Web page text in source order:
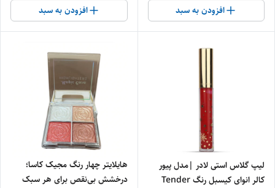
افزودن به سبد افزودن به سبد
لیپ گلاس استی لادر |مدل پیور
کالر انوای کیسبل رنگ Tender
هایلایتر چهار رنگ مجیک کاسا؛
درخشش بی‌نقص برای هر سبک